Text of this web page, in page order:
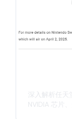
任天堂
格与全
深入解析任
NVIDIA 芯片